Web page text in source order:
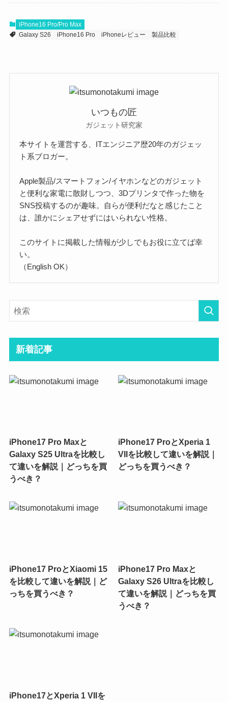
iPhone16 Pro/Pro Max
Galaxy S26
iPhone16 Pro iPhoneレビュー 製品比較
いつもの匠
ガジェット研究家
本サイトを運営する、ITエンジニア歴20年のガジェッ
ト系ブロガー。
Apple製品/スマートフォン/イヤホンなどのガジェット
と便利な家電に散財しつつ、3Dプリンタで作った物を
SNS投稿するのが趣味。自らが便利だなと感じたこと
は、誰かにシェアせずにはいられない性格。
このサイトに掲載した情報が少しでもお役に立てば幸
い。
（English OK）
新着記事
iPhone17 Pro Maxと
Galaxy S25 Ultraを比較し
て違いを解説｜どっちを買
うべき？
iPhone17 ProとXperia 1
VIIを比較して違いを解説｜
どっちを買うべき？
iPhone17 ProとXiaomi 15
を比較して違いを解説｜ど
っちを買うべき？
iPhone17 Pro Maxと
Galaxy S26 Ultraを比較し
て違いを解説｜どっちを買
うべき？
iPhone17とXperia 1 VIIを